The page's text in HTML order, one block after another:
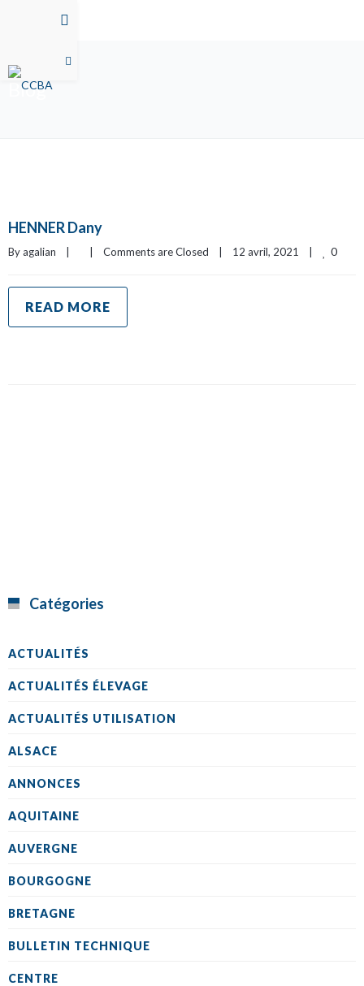
Blog
HENNER Dany
By agalian Comments are Closed 12 avril, 2021 0
READ MORE
Catégories
ACTUALITÉS
ACTUALITÉS ÉLEVAGE
ACTUALITÉS UTILISATION
ALSACE
ANNONCES
AQUITAINE
AUVERGNE
BOURGOGNE
BRETAGNE
BULLETIN TECHNIQUE
CENTRE